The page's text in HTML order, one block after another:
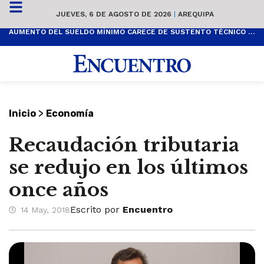
JUEVES, 6 DE AGOSTO DE 2026 | AREQUIPA
AUMENTO DEL SUELDO MÍNIMO CARECE DE SUSTENTO TÉCNICO Y ES POPULISTA
Inicio > Economía
Recaudación tributaria
se redujo en los últimos
once años
14 May, 2018Escrito por Encuentro